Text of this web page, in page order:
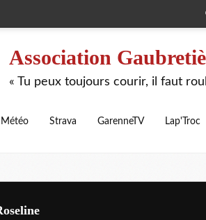
Association
« Tu peux toujours courir, il faut
Météo Strava GarenneTV Lap'Troc